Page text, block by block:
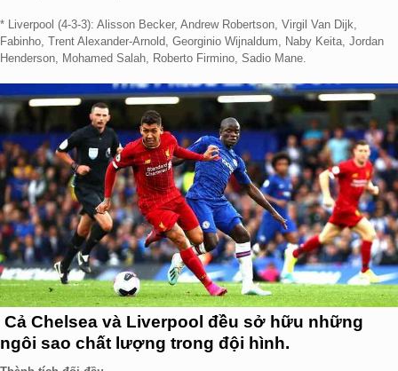
* Liverpool (4-3-3): Alisson Becker, Andrew Robertson, Virgil Van Dijk,
Fabinho, Trent Alexander-Arnold, Georginio Wijnaldum, Naby Keita, Jordan
Henderson, Mohamed Salah, Roberto Firmino, Sadio Mane.
Cả Chelsea và Liverpool đều sở hữu những
ngôi sao chất lượng trong đội hình.